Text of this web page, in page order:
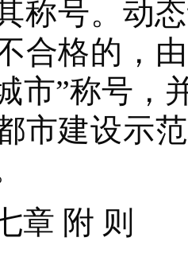
称号。动
合格的，
市”称号，
市建设示
附 则